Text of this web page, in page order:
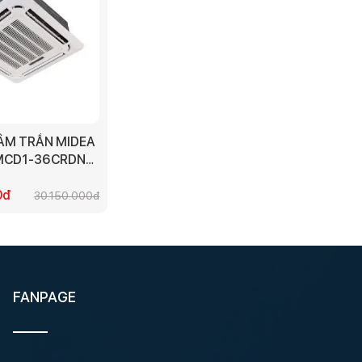
TRẦN MIDEA
36CRDN8
30.150.000đ
FANPAGE